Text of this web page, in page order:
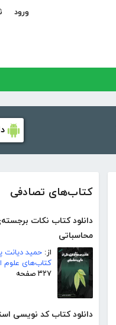
ورود
کتاب‌های تصادفی
دانلود کتاب نکات
محاسباتی
از: حمید دیانت
کتاب‌های علوم
۳۲۷ صفحه
دانلود کتاب کد نویسی